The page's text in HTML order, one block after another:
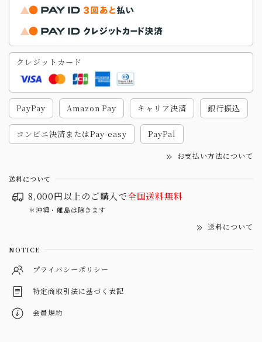
クレジットカード
PayPay Amazon Pay キャリア決済 銀行振込
コンビニ決済またはPay-easy PayPal
お支払い方法について
送料について
8,000円以上のご購入で全国送料無料
＊沖縄・離島は除きます
送料について
NOTICE
プライバシーポリシー
特定商取引法に基づく表記
会員規約